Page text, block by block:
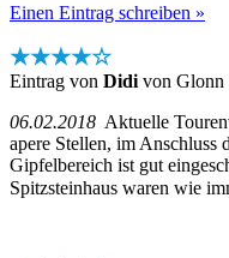
Einen Eintrag schreiben »
★★★★☆
Eintrag von Didi von Glonn
06.02.2018 Aktuelle
apere Stellen, im Anschluss
Gipfelbereich ist gut
Spitzsteinhaus waren wie